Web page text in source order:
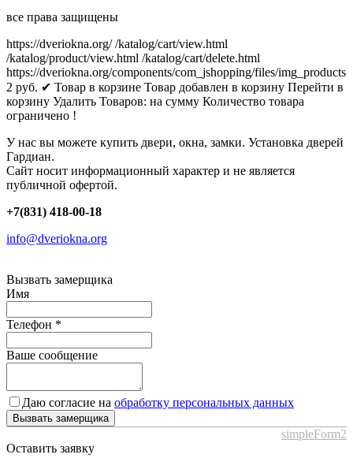
все права защищены
https://dveriokna.org/ /katalog/cart/view.html
/katalog/product/view.html /katalog/cart/delete.html
https://dveriokna.org/components/com_jshopping/files/img_products
2 руб. ✔ Товар в корзине Товар добавлен в корзину Перейти в
корзину Удалить Товаров: на сумму Количество товара
ограничено !
У нас вы можете купить двери, окна, замки. Установка дверей
Гардиан.
Сайт носит информационный характер и не является
публичной офертой.
+7(831) 418-00-18
info@dveriokna.org
Вызвать замерщика
Имя
Телефон *
Ваше сообщение
Даю согласие на обработку персональных данных
Вызвать замерщика
simpleForm2
Оставить заявку